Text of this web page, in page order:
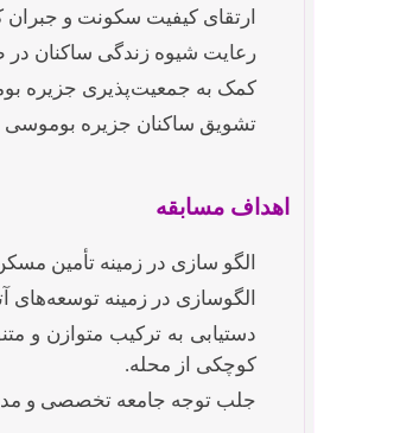
ارتقای کیفیت سکونت و
رعایت شیوه زندگی ساکنان
کمک به جمعیت‌پذیری جزیره
تشویق ساکنان جزیره بوموسی
اهداف مسابقه
الگو سازی در زمینه تأمین
الگوسازی در زمینه
دستیابی به ترکیب متوازن و
کوچکی از محله.
جلب توجه جامعه تخصصی و